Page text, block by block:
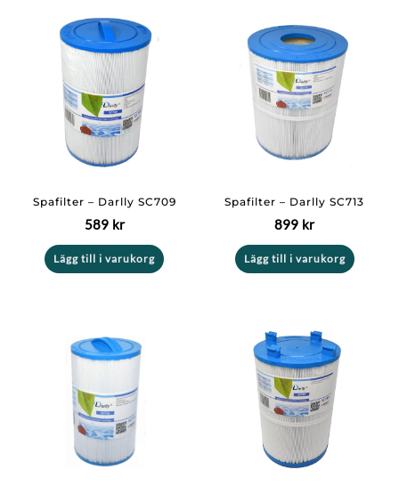
Spafilter – Darlly SC709
589 kr
Lägg till i varukorg
Spafilter – Darlly SC713
899 kr
Lägg till i varukorg